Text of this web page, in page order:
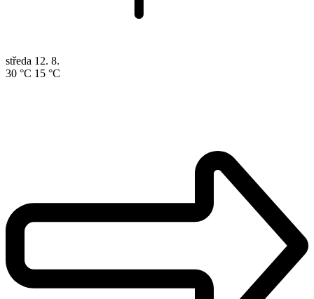
středa 12. 8.
30 °C 15 °C